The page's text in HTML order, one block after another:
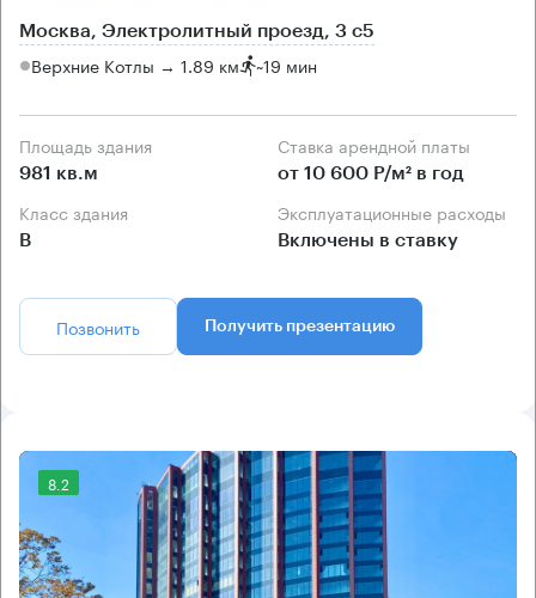
Москва, Электролитный проезд, 3 с5
Верхние Котлы → 1.89 км ~19 мин
Площадь здания
981 кв.м
Ставка арендной платы
от 10 600 Р/м² в год
Класс здания
B
Эксплуатационные расходы
Включены в ставку
Позвонить Получить презентацию
8.2